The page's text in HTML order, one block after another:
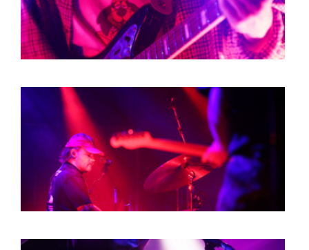
PHOTOSNEWSINFOWEBSHOP
MY TICKETS